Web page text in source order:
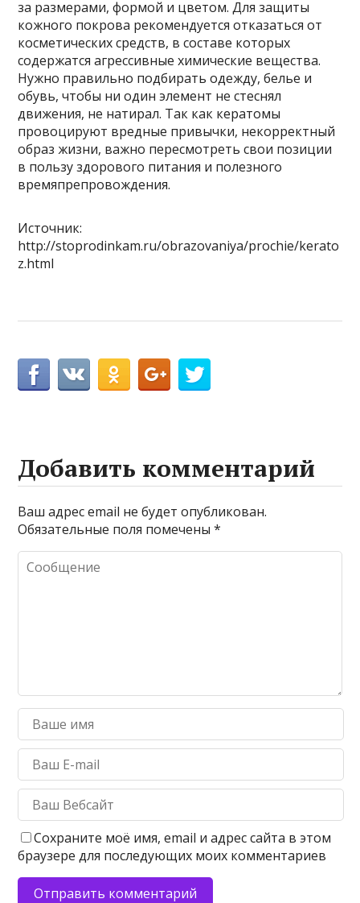
за размерами, формой и цветом. Для защиты
кожного покрова рекомендуется отказаться от
косметических средств, в составе которых
содержатся агрессивные химические вещества.
Нужно правильно подбирать одежду, белье и
обувь, чтобы ни один элемент не стеснял
движения, не натирал. Так как кератомы
провоцируют вредные привычки, некорректный
образ жизни, важно пересмотреть свои позиции
в пользу здорового питания и полезного
времяпрепровождения.
Источник:
http://stoprodinkam.ru/obrazovaniya/prochie/kerato
z.html
Добавить комментарий
Ваш адрес email не будет опубликован.
Обязательные поля помечены*
Сохраните моё имя, email и адрес сайта в этом
браузере для последующих моих комментариев